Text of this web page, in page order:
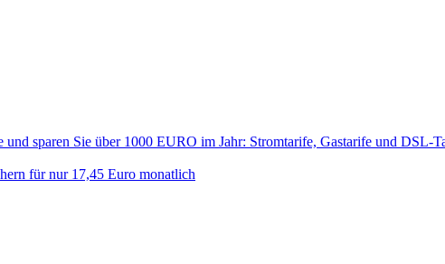
sparen Sie über 1000 EURO im Jahr: Stromtarife, Gastarife und DSL-
für nur 17,45 Euro monatlich